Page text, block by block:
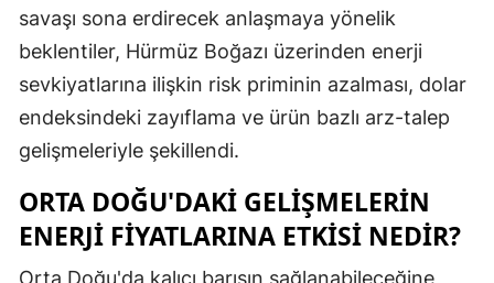
Eskişehir
Gaziantep
Gümüşhane
savaşı sona erdirecek anlaşmaya yönelik
beklentiler, Hürmüz Boğazı üzerinden enerji
sevkiyatlarına ilişkin risk priminin azalması, dolar
endeksindeki zayıflama ve ürün bazlı arz-talep
gelişmeleriyle şekillendi.
ORTA DOĞU'DAKI GELIŞMELERIN
ENERJI FIYATLARINA ETKISI NEDIR?
Orta Doğu'da kalıcı barışın sağlanabileceğine